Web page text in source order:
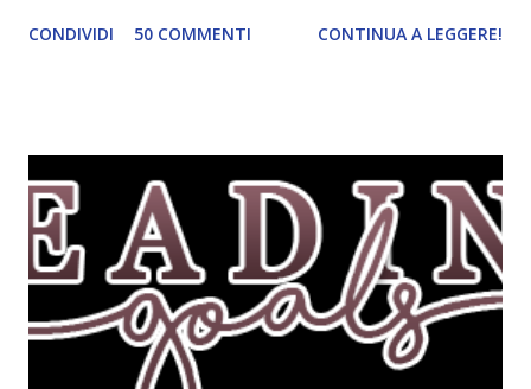
Green sono state delle letture molto piacevoli ma non
potete capire le mie aspettative! Innanzitutto, se la Gier o
la ce avesse deciso di pubblicare la trilogia in un unico libro,
probabilmente lo avrei apprezzato molto di più. Red è
molto introduttivo, nel senso che in trecento pagine non
succede un bel niente. E non ha nemmeno un finale ._.
finisce esattamente nel bel mezzo della storia (anzi, quale
"mezzo" della storia? Questa storia ha praticamente solo
CONDIVIDI 50 COMMENTI CONTINUA A LEGGERE!